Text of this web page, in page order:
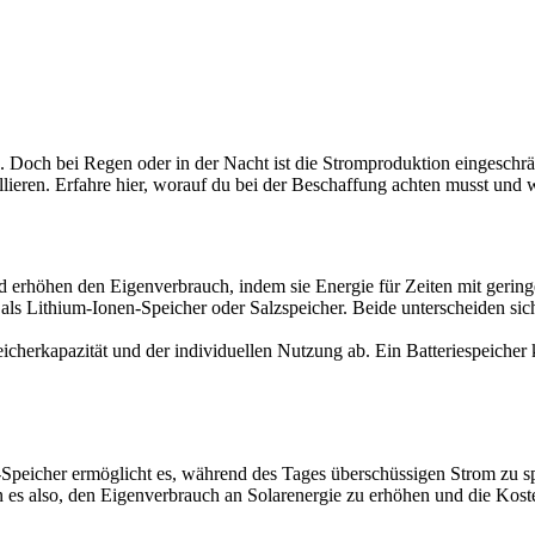
bei Regen oder in der Nacht ist die Stromproduktion
Erfahre hier, worauf du bei der Beschaffung achten musst
erhöhen den Eigenverbrauch, indem sie Energie für Zeiten mit
Lithium-Ionen-Speicher oder Salzspeicher. Beide unterscheiden
und der individuellen Nutzung ab. Ein
ermöglicht es, während des Tages überschüssigen Strom
also, den Eigenverbrauch an Solarenergie zu erhöhen und die